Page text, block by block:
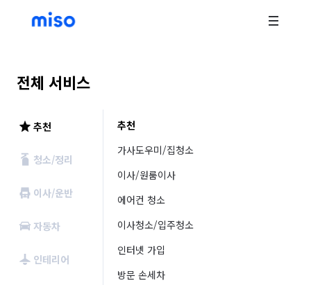
전체 서비스
추천
청소/정리
이사/운반
자동차
인테리어
추천
가사도우미/집청소
이사/원룸이사
에어컨 청소
이사청소/입주청소
인터넷 가입
방문 손세차